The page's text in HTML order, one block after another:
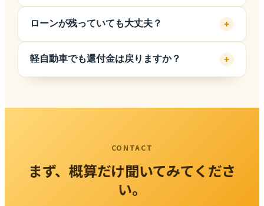
最初のご連絡と書類への記入だけです。何からすれ
ばいいか分からない状態でも、丁寧にご案内しま
す。
なく現金化できます。名義や書類の手続きまでまと
めて対応しますので、ご家族の車のご相談でも大丈
夫です。
ローンが残っていても大丈夫？ +
や残債の状況を確認し、手続きの進め方を個別にご
案内します。まずは状況をお知らせください。
軽自動車でも還付金は戻りますか？ +
CONTACT
まず、概算だけ聞いてみてくださ
い。